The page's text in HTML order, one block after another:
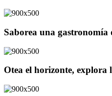
Saborea una gastronomía
Otea el horizonte, explora